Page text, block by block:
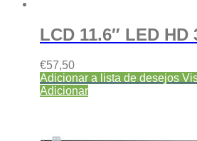
LCD 11.6″ LED HD
€57,50
Adicionar a lista de desejos
Adicionar